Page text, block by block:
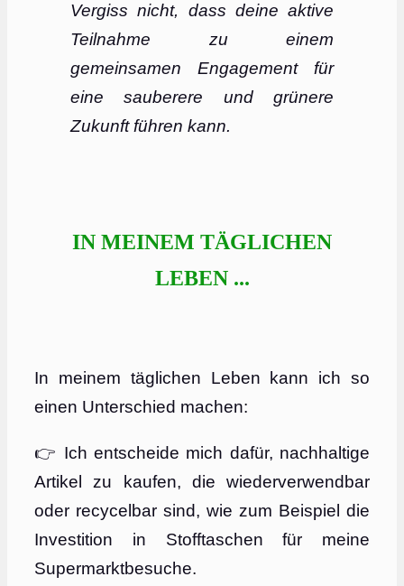
Vergiss nicht, dass deine aktive
Teilnahme zu einem
gemeinsamen Engagement für
eine sauberere und grünere
Zukunft führen kann.
IN MEINEM TÄGLICHEN
LEBEN ...
In meinem täglichen Leben kann ich so
einen Unterschied machen:
👉 Ich entscheide mich dafür, nachhaltige
Artikel zu kaufen, die wiederverwendbar
oder recycelbar sind, wie zum Beispiel die
Investition in Stofftaschen für meine
Supermarktbesuche.